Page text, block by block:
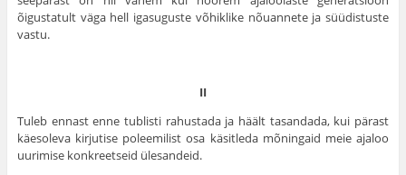
õigustatult väga hell igasuguste võhiklike nõuannete ja süüdistuste
vastu.
II
Tuleb ennast enne tublisti rahustada ja häält tasandada, kui pärast
käesoleva kirjutise poleemilist osa käsitleda mõningaid meie ajaloo
uurimise konkreetseid ülesandeid.